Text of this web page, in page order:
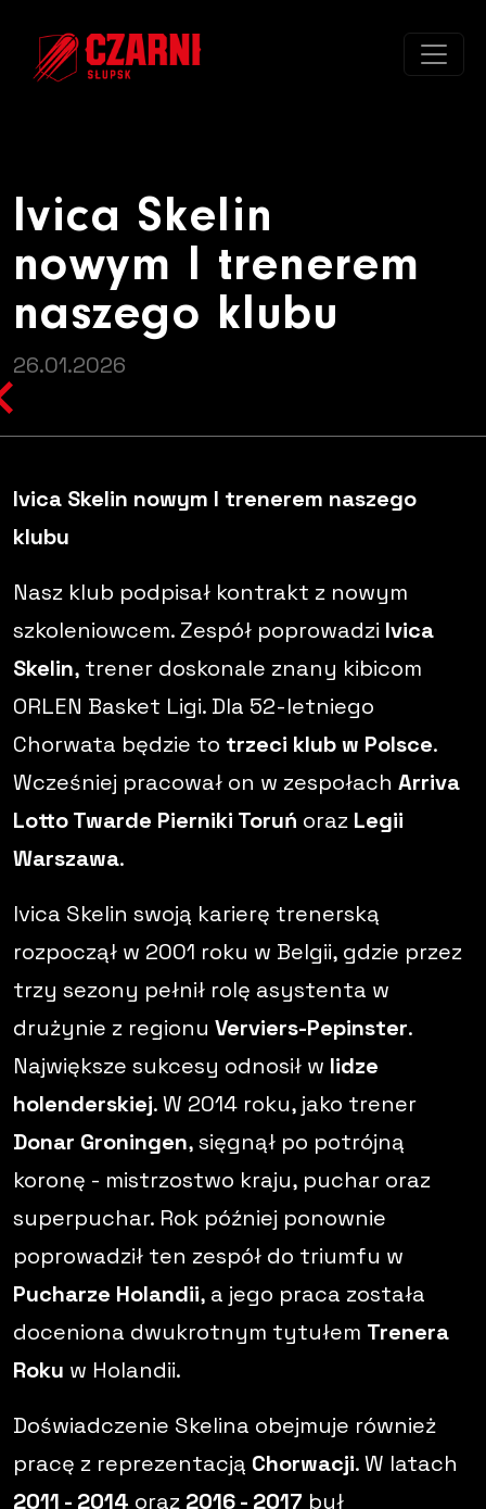
Ivica Skelin
nowym I trenerem
naszego klubu
26.01.2026
Ivica Skelin nowym I trenerem naszego
klubu
Nasz klub podpisał kontrakt z nowym
szkoleniowcem. Zespół poprowadzi Ivica
Skelin, trener doskonale znany kibicom
ORLEN Basket Ligi. Dla 52-letniego
Chorwata będzie to trzeci klub w Polsce.
Wcześniej pracował on w zespołach Arriva
Lotto Twarde Pierniki Toruń oraz Legii
Warszawa.
Ivica Skelin swoją karierę trenerską
rozpoczął w 2001 roku w Belgii, gdzie przez
trzy sezony pełnił rolę asystenta w
drużynie z regionu Verviers-Pepinster.
Największe sukcesy odnosił w lidze
holenderskiej. W 2014 roku, jako trener
Donar Groningen, sięgnął po potrójną
koronę - mistrzostwo kraju, puchar oraz
superpuchar. Rok później ponownie
poprowadził ten zespół do triumfu w
Pucharze Holandii, a jego praca została
doceniona dwukrotnym tytułem Trenera
Roku w Holandii.
Doświadczenie Skelina obejmuje również
pracę z reprezentacją Chorwacji. W latach
2011 - 2014 oraz 2016 - 2017 był